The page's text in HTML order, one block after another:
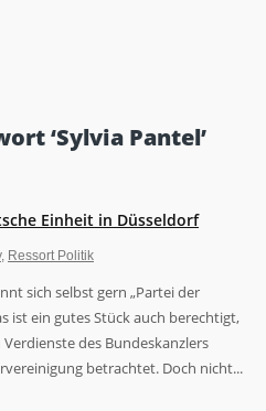
‘Sylvia Pantel’
Einheit in Düsseldorf
, Ressort Politik
sich selbst gern „Partei der
ist ein gutes Stück auch berechtigt,
des Bundeskanzlers
betrachtet. Doch nicht...